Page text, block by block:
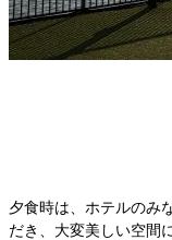
夕食時は、ホテルのみ
だき、大変美しい空間